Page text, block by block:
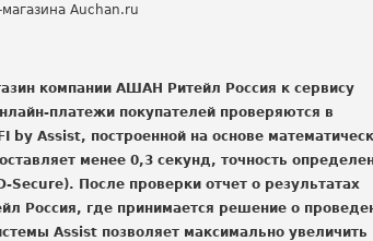
компании АШАН Ритейл Россия к сервису
платежи покупателей проверяются в
by Assist, построенной на основе
менее 0,3 секунд, точность
После проверки отчет о результатах
Россия, где принимается решение о
Assist позволяет максимально увеличить